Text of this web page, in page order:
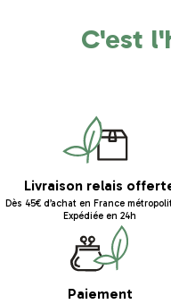
C'est
Livraison relais
Dès 45€ d’achat en France
Expédiée en 24h
Paiement